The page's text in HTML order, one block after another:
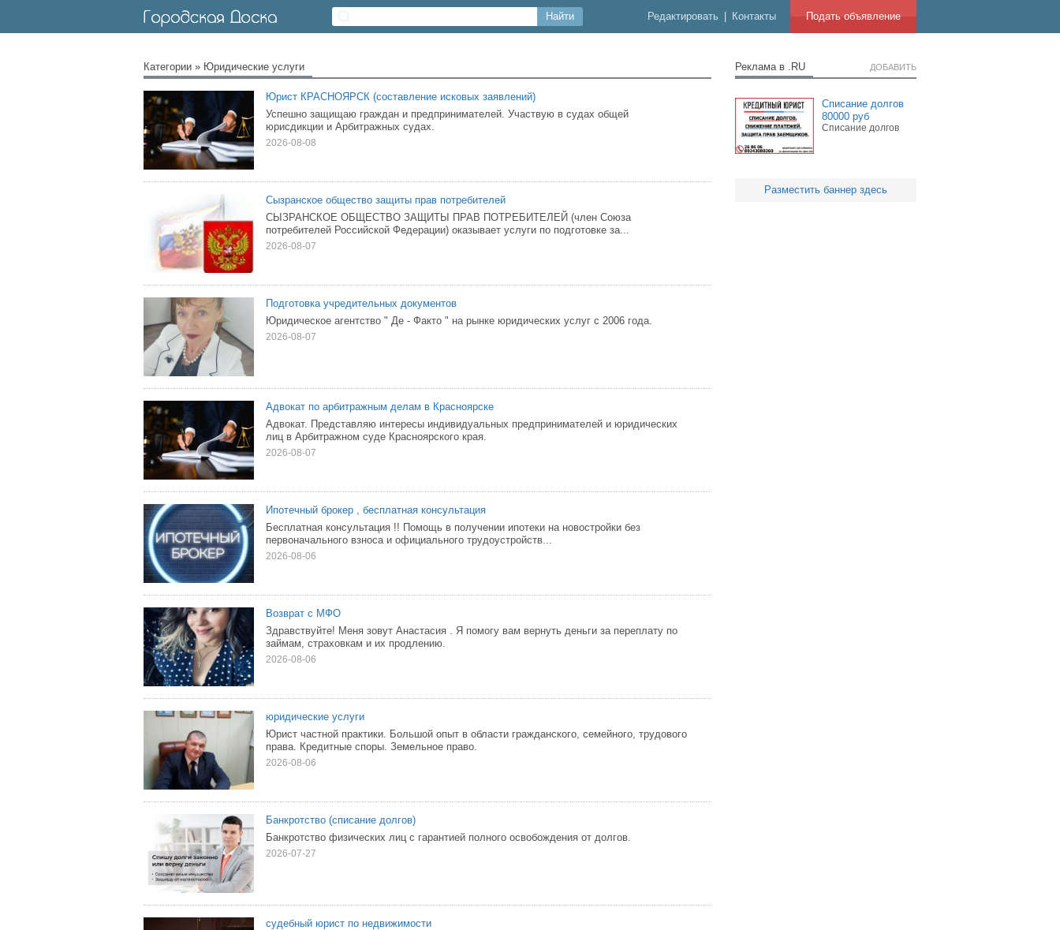
Подать объявление
Редактировать Контакты
Категории » Юридические услуги
Юрист КРАСНОЯРСК (составление исковых заявлений)
Успешно защищаю граждан и предпринимателей. Участвую в судах общей
юрисдикции и Арбитражных судах.
2026-08-08
Сызранское общество защиты прав потребителей
СЫЗРАНСКОЕ ОБЩЕСТВО ЗАЩИТЫ ПРАВ ПОТРЕБИТЕЛЕЙ (член Союза
потребителей Российской Федерации) оказывает услуги по подготовке за...
2026-08-07
Подготовка учредительных документов
Юридическое агентство " Де - Факто " на рынке юридических услуг с 2006 года.
2026-08-07
Адвокат по арбитражным делам в Красноярске
Адвокат. Представляю интересы индивидуальных предпринимателей и юридических
лиц в Арбитражном суде Красноярского края.
2026-08-07
Ипотечный брокер , бесплатная консультация
Бесплатная консультация !! Помощь в получении ипотеки на новостройки без
первоначального взноса и официального трудоустройств...
2026-08-06
Возврат с МФО
Здравствуйте! Меня зовут Анастасия . Я помогу вам вернуть деньги за переплату по
займам, страховкам и их продлению.
2026-08-06
юридические услуги
Юрист частной практики. Большой опыт в области гражданского, семейного, трудового
права. Кредитные споры. Земельное право.
2026-08-06
Банкротство (списание долгов)
Банкротство физических лиц с гарантией полного освобождения от долгов.
2026-07-27
судебный юрист по недвижимости
Реклама в .RU ДОБАВИТЬ
Списание долгов
80000 руб
Списание долгов
Разместить баннер здесь